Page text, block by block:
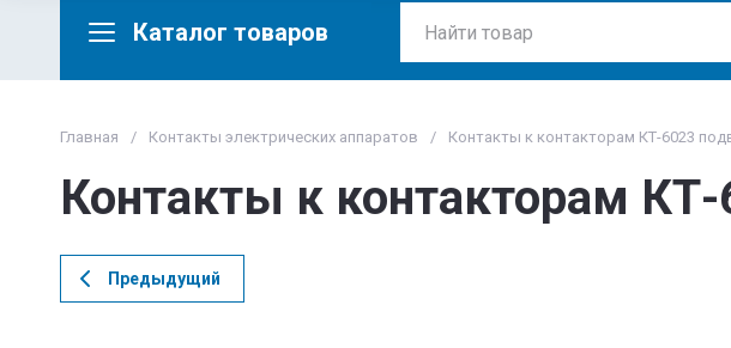
Каталог товаров
Главная / Контакты электрических аппаратов / Контакты к контакторам КТ-6023
Контакты к контакторам
Предыдущий